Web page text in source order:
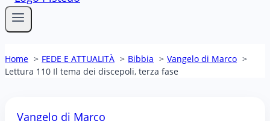
Home FEDE E ATTUALITÀ Bibbia
Vangelo di Marco
Lettura 110 Il tema dei discepoli, terza fase
Vangelo di Marco